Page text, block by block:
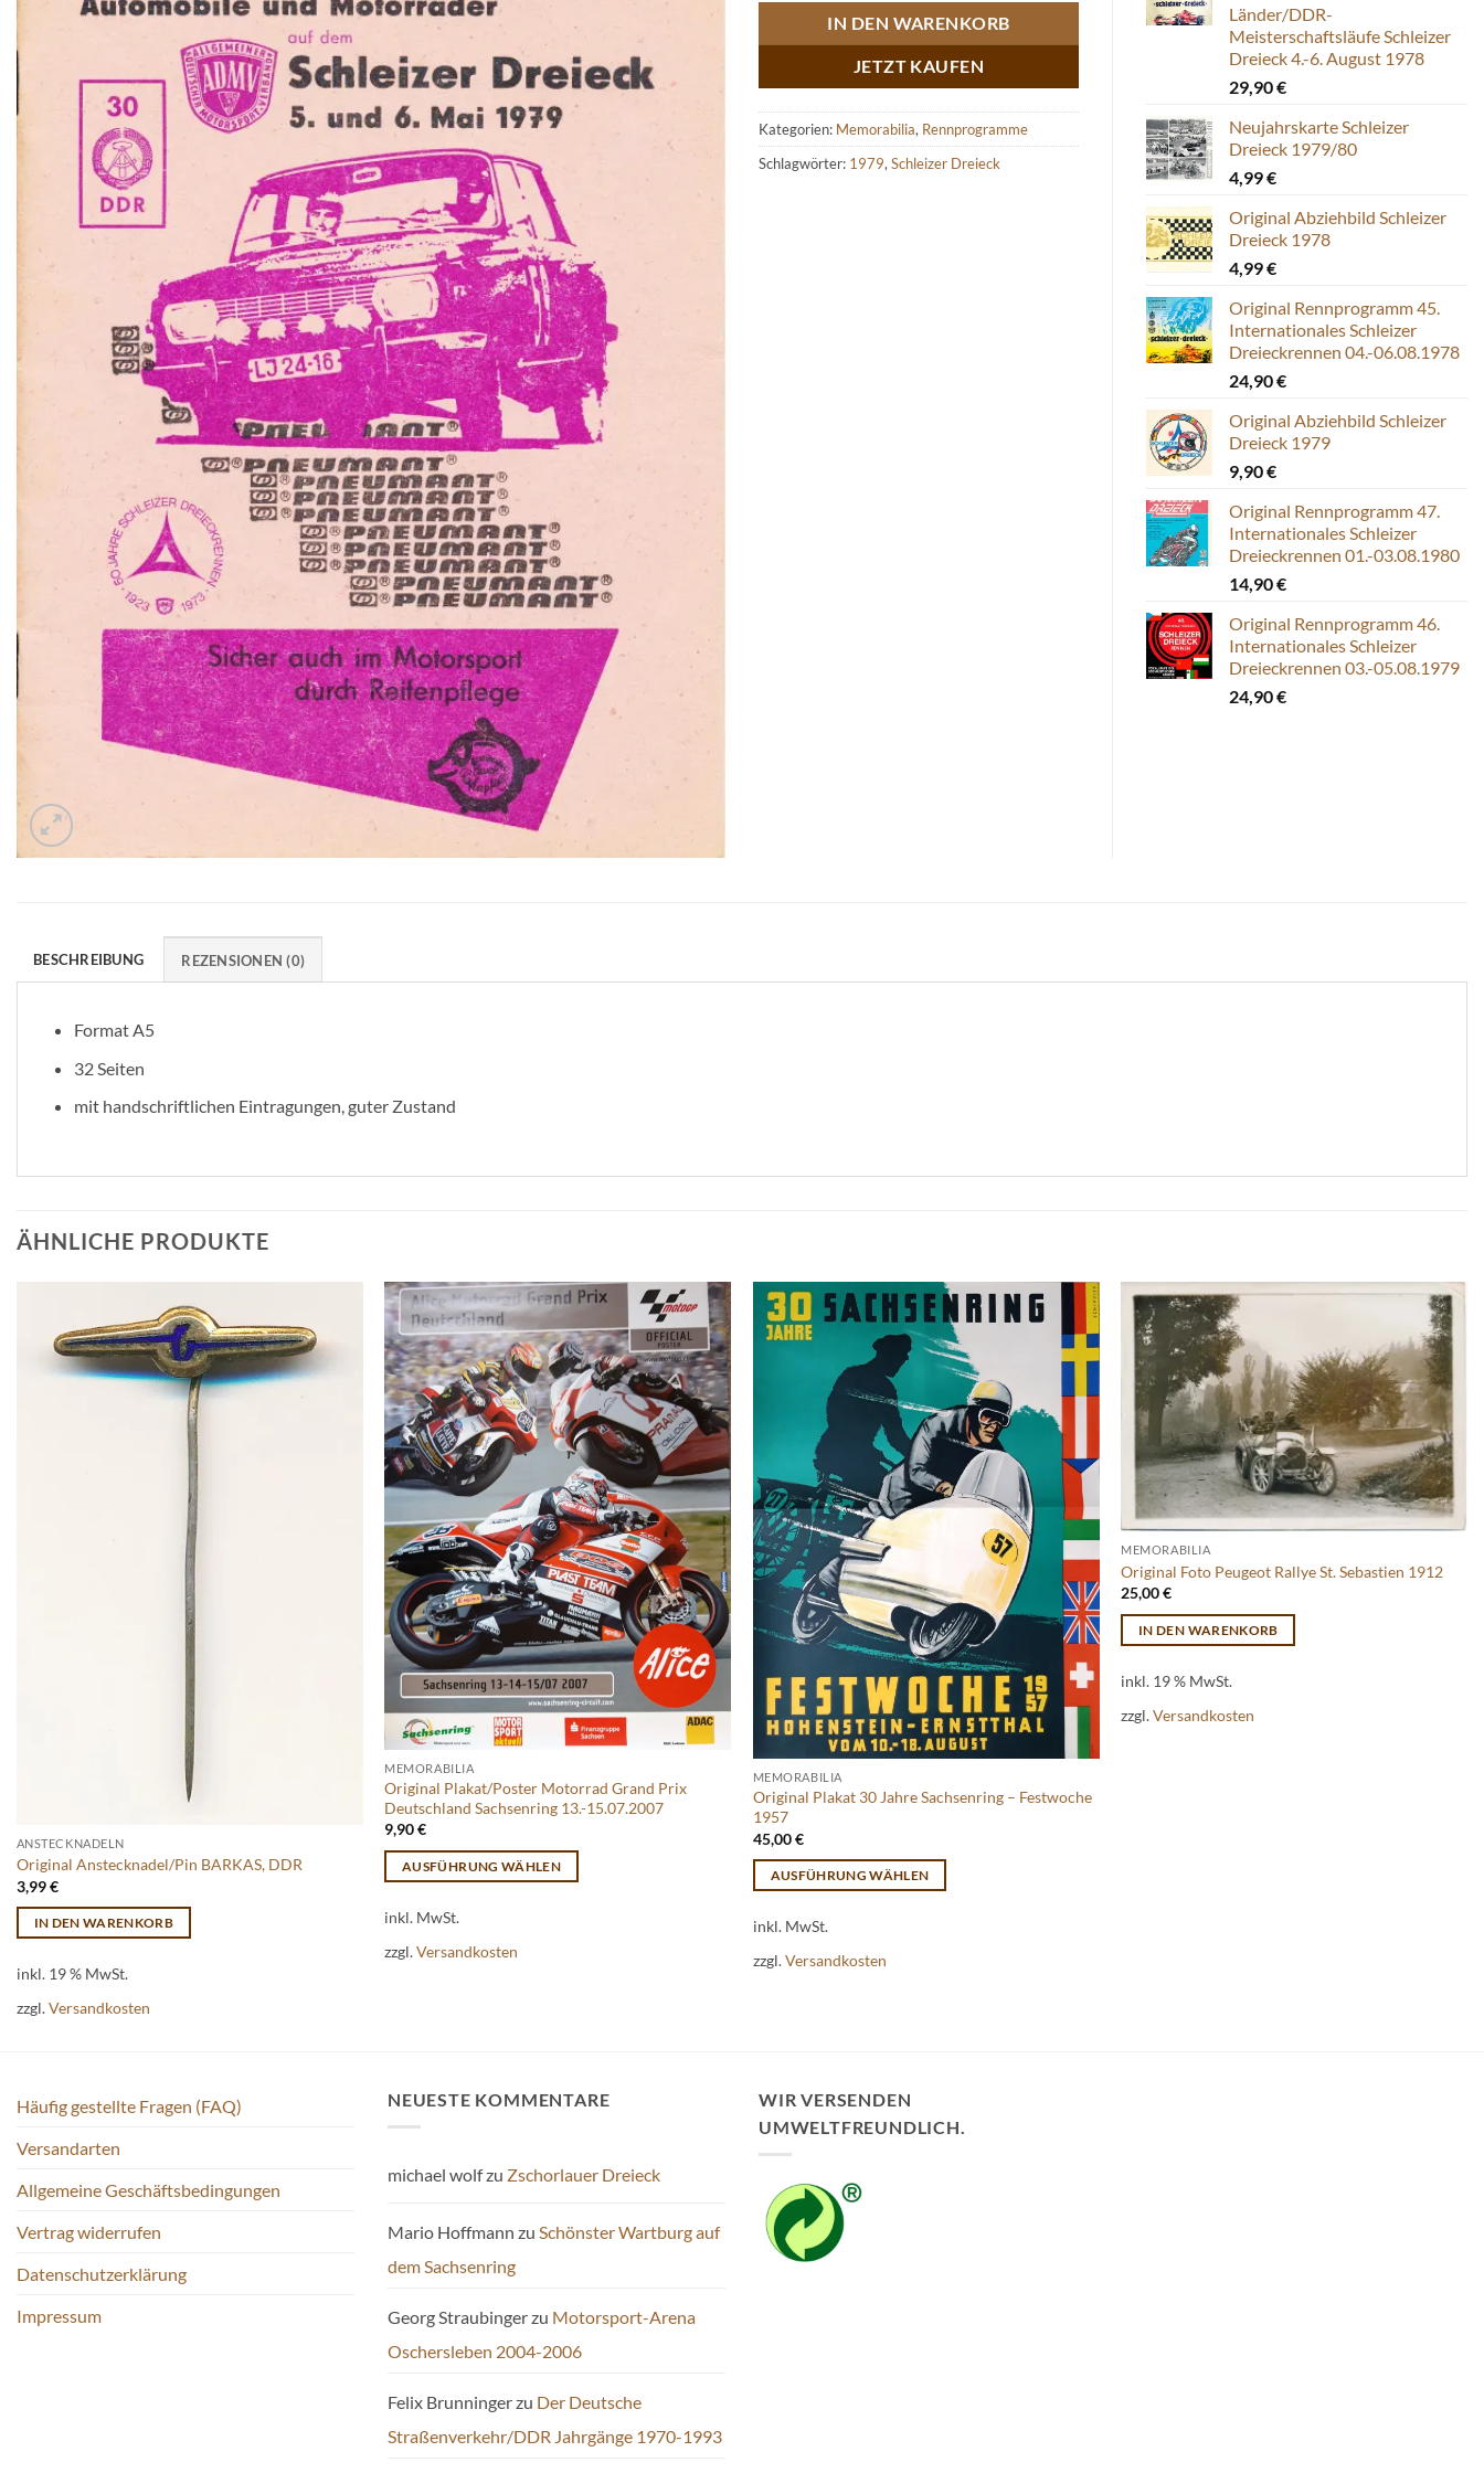
IN DEN WARENKORB
JETZT KAUFEN
Kategorien: Memorabilia, Rennprogramme
Schlagwörter: 1979, Schleizer Dreieck
Länder/DDR-
Meisterschaftsläufe Schleizer
Dreieck 4.-6. August 1978
29,90€
Neujahrskarte Schleizer
Dreieck 1979/80
4,99€
Original Abziehbild Schleizer
Dreieck 1978
4,99€
Original Rennprogramm 45.
Internationales Schleizer
Dreieckrennen 04.-06.08.1978
24,90€
Original Abziehbild Schleizer
Dreieck 1979
9,90€
Original Rennprogramm 47.
Internationales Schleizer
Dreieckrennen 01.-03.08.1980
14,90€
Original Rennprogramm 46.
Internationales Schleizer
Dreieckrennen 03.-05.08.1979
24,90€
BESCHREIBUNG REZENSIONEN (0)
Format A5
32 Seiten
mit handschriftlichen Eintragungen, guter Zustand
ÄHNLICHE PRODUKTE
ANSTECKNADELN
Original Anstecknadel/Pin BARKAS, DDR
3,99€
IN DEN WARENKORB
inkl. 19 % MwSt.
zzgl.Versandkosten
MEMORABILIA
Original Plakat/Poster Motorrad Grand Prix
Deutschland Sachsenring 13.-15.07.2007
9,90€
AUSFÜHRUNG WÄHLEN
Produkt
weist
können
auf
Produktseite
werden
inkl. MwSt.
zzgl.Versandkosten
MEMORABILIA
Original Plakat 30 Jahre Sachsenring – Festwoche
1957
45,00€
AUSFÜHRUNG WÄHLEN
Produkt
weist
können
auf
der
Produktseite
gewählt
werden
inkl. MwSt.
zzgl.Versandkosten
MEMORABILIA
Original Foto Peugeot Rallye St. Sebastien 1912
25,00€
IN DEN WARENKORB
inkl. 19 % MwSt.
zzgl.Versandkosten
Häufig gestellte Fragen (FAQ)
Versandarten
Allgemeine Geschäftsbedingungen
Vertrag widerrufen
Datenschutzerklärung
Impressum
NEUESTE KOMMENTARE
michael wolfzu Zschorlauer Dreieck
Mario Hoffmann zu Schönster Wartburg auf
dem Sachsenring
Georg Straubingerzu Motorsport-Arena
Oschersleben 2004-2006
Felix Brunningerzu Der Deutsche
Straßenverkehr/DDR Jahrgänge 1970-1993
WIR VERSENDEN
UMWELTFREUNDLICH.